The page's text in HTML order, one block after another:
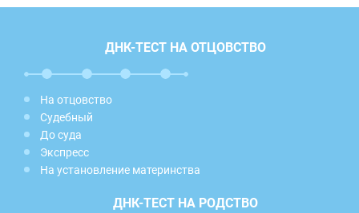
ДНК-ТЕСТ НА ОТЦОВСТВО
На отцовство
Судебный
До суда
Экспресс
На установление материнства
ДНК-ТЕСТ НА РОДСТВО